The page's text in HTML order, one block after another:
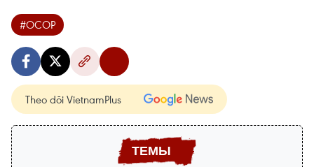
#OCOP
Theo dõi VietnamPlus